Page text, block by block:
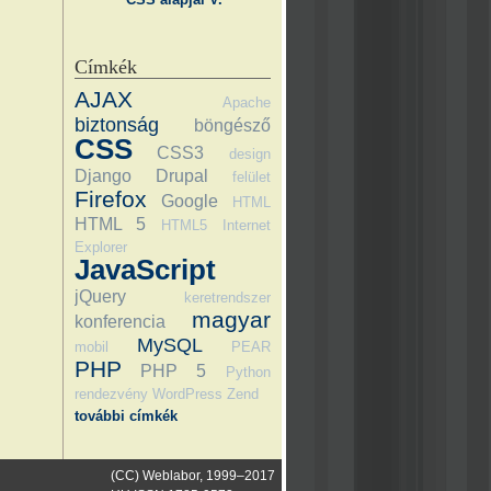
Címkék
AJAX Apache
biztonság böngésző
CSS CSS3 design
Django Drupal felület
Firefox Google HTML
HTML 5 HTML5
Internet
Explorer
JavaScript
jQuery keretrendszer
konferencia magyar
mobil MySQL PEAR
PHP PHP 5
Python
rendezvény WordPress Zend
további címkék
(CC) Weblabor, 1999–2017